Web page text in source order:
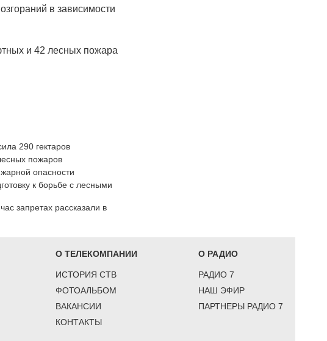
в зависимости
и 42 лесных пожара
290 гектаров
пожаров
опасности
к борьбе с лесными
запретах рассказали в
О ТЕЛЕКОМПАНИИ
ИСТОРИЯ СТВ
ФОТОАЛЬБОМ
ВАКАНСИИ
КОНТАКТЫ
О РАДИО
РАДИО 7
НАШ ЭФИР
ПАРТНЕРЫ РАДИО 7